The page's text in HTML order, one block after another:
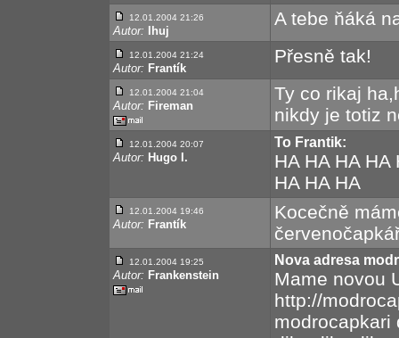
12.01.2004 21:26
Autor: Ihuj
A tebe ňáká
12.01.2004 21:24
Autor: Frantík
Přesně tak!
12.01.2004 21:04
Autor: Fireman
Ty co rikaj
nikdy je totiz
12.01.2004 20:07
Autor: Hugo I.
To Frantik:
HA HA HA HA
HA HA HA
12.01.2004 19:46
Autor: Frantík
Kocečně
12.01.2004 19:25
Autor: Frankenstein
Nova adresa
Mame novou
http://
modrocapkari